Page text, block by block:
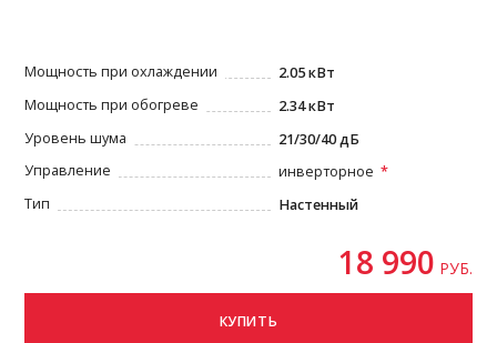
Мощность при охлаждении
2.05 кВт
Мощность при обогреве
2.34 кВт
Уровень шума
21/30/40 дБ
Управление
инверторное
Тип
Настенный
18 990 РУБ.
КУПИТЬ